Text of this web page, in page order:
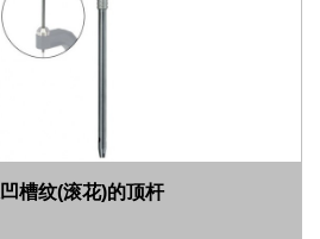
槽纹(滚花)的顶杆